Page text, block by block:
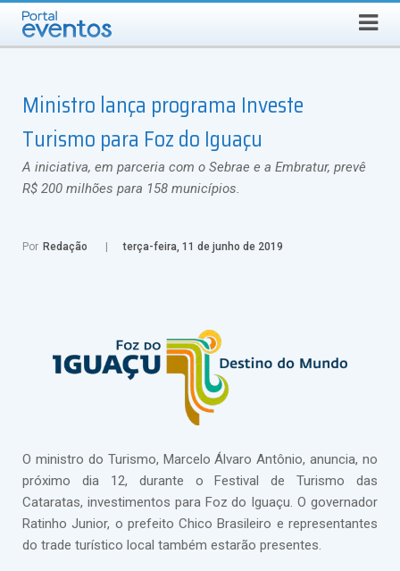
SÁBADO, 8 DE AGOSTO DE 2026 Busca
Ministro lança programa Investe
Turismo para Foz do Iguaçu
A iniciativa, em parceria com o Sebrae e a Embratur, prevê
R$ 200 milhões para 158 municípios.
Por Redação terça-feira, 11 de junho de 2019
O ministro do Turismo, Marcelo Álvaro Antônio, anuncia, no
próximo dia 12, durante o Festival de Turismo das
Cataratas, investimentos para Foz do Iguaçu. O governador
Ratinho Junior, o prefeito Chico Brasileiro e representantes
do trade turístico local também estarão presentes.